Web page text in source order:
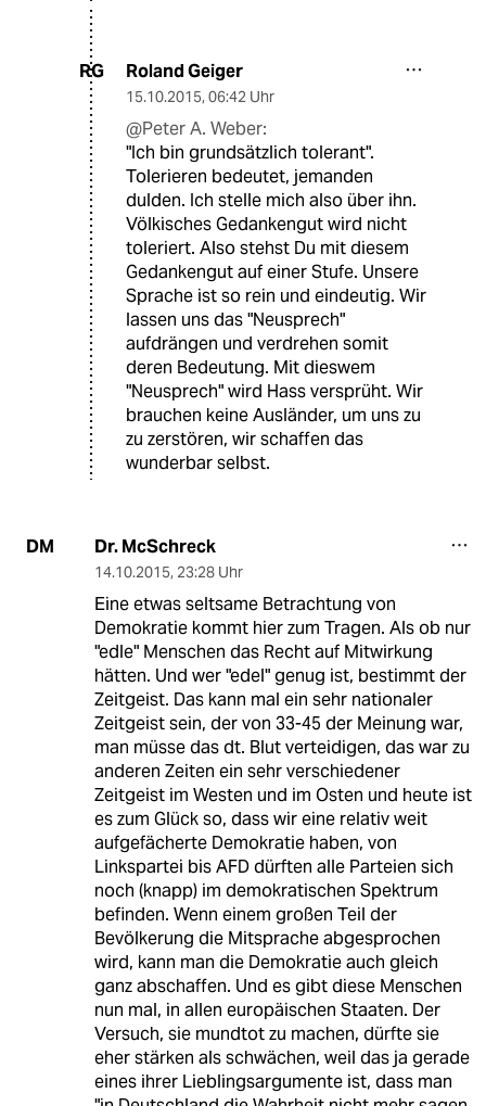
RG Roland Geiger
15.10.2015, 06:42 Uhr
@Peter A. Weber:
"Ich bin grundsätzlich tolerant".
Tolerieren bedeutet, jemanden
dulden. Ich stelle mich also über ihn.
Völkisches Gedankengut wird nicht
toleriert. Also stehst Du mit diesem
Gedankengut auf einer Stufe. Unsere
Sprache ist so rein und eindeutig. Wir
lassen uns das "Neusprech"
aufdrängen und verdrehen somit
deren Bedeutung. Mit dieswem
"Neusprech" wird Hass versprüht. Wir
brauchen keine Ausländer, um uns zu
zu zerstören, wir schaffen das
wunderbar selbst.
DM Dr. McSchreck
14.10.2015, 23:28 Uhr
Eine etwas seltsame Betrachtung von
Demokratie kommt hier zum Tragen. Als ob nur
"edle" Menschen das Recht auf Mitwirkung
hätten. Und wer "edel" genug ist, bestimmt der
Zeitgeist. Das kann mal ein sehr nationaler
Zeitgeist sein, der von 33-45 der Meinung war,
man müsse das dt. Blut verteidigen, das war zu
anderen Zeiten ein sehr verschiedener
Zeitgeist im Westen und im Osten und heute ist
es zum Glück so, dass wir eine relativ weit
aufgefächerte Demokratie haben, von
Linkspartei bis AFD dürften alle Parteien sich
noch (knapp) im demokratischen Spektrum
befinden. Wenn einem großen Teil der
Bevölkerung die Mitsprache abgesprochen
wird, kann man die Demokratie auch gleich
ganz abschaffen. Und es gibt diese Menschen
nun mal, in allen europäischen Staaten. Der
Versuch, sie mundtot zu machen, dürfte sie
eher stärken als schwächen, weil das ja gerade
eines ihrer Lieblingsargumente ist, dass man